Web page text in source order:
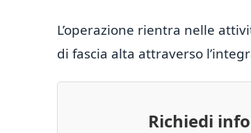
L’operazione rientra nelle
di fascia alta attraverso
Richiedi